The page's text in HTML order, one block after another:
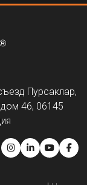
Пурсаклар,
46, 06145